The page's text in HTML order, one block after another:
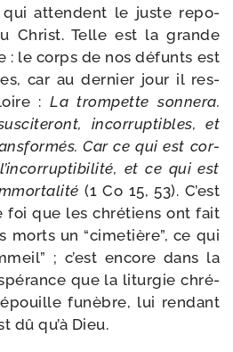
qui attendent le juste repo­
Christ. Telle est la grande
: le corps de nos défunts est
car au der­nier jour il res­
:La trom­pette son­ne­ra.
incor­rup­tibles, et
Car ce qui est cor­
et ce qui est
(1 Co 15, 53). C’est
foi que les chré­tiens ont fait
morts un “cime­tière”, ce qui
; c’est encore dans la
que la litur­gie chré­
funèbre, lui ren­dant
dû qu’à Dieu.